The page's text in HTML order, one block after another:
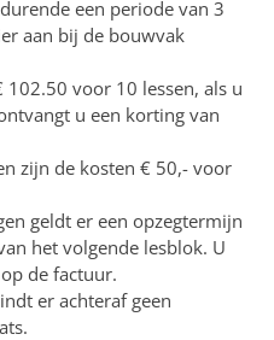
een periode van 3
aan bij de bouwvak
voor 10 lessen, als u
u een korting van
zijn de kosten € 50,- voor
geldt er een opzegtermijn
het volgende lesblok. U
de factuur.
er achteraf geen